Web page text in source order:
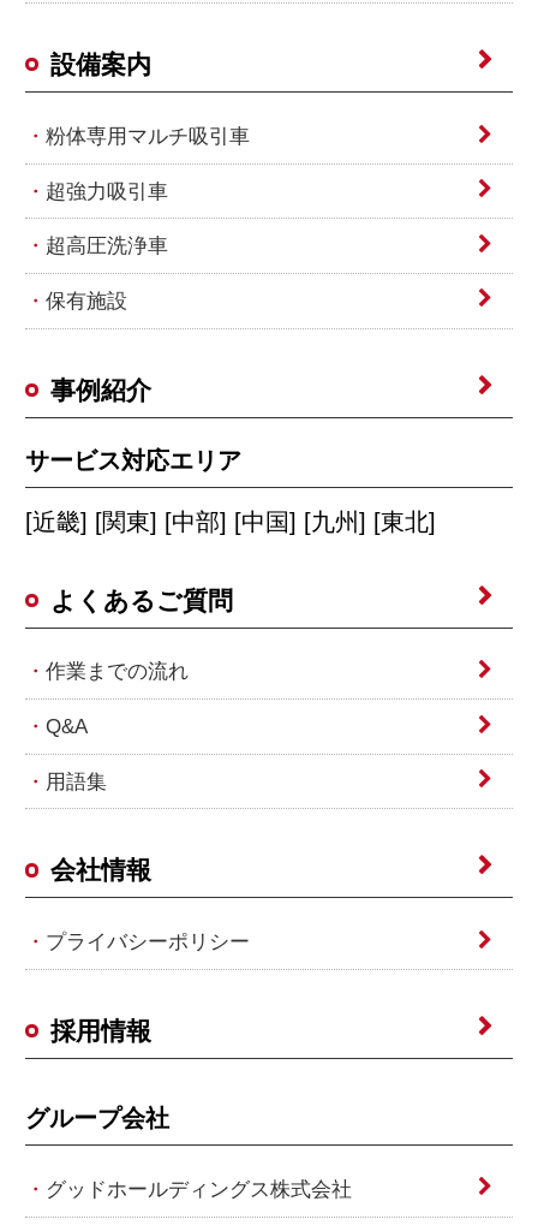
設備案内
粉体専用マルチ吸引車
超強力吸引車
超高圧洗浄車
保有施設
事例紹介
サービス対応エリア
[近畿] [関東] [中部] [中国] [九州] [東北]
よくあるご質問
作業までの流れ
Q&A
用語集
会社情報
プライバシーポリシー
採用情報
グループ会社
グッドホールディングス株式会社